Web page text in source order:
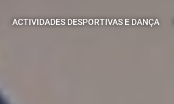
ACTIVIDADES DESPORTIVAS E DANÇA